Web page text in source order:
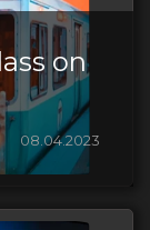
on
08.04.2023